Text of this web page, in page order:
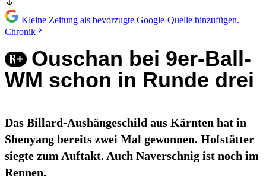
Kleine Zeitung als bevorzugte Google-Quelle hinzufügen.
Chronik
Ouschan bei 9er-Ball-
WM schon in Runde drei
Das Billard-Aushängeschild aus Kärnten hat in
Shenyang bereits zwei Mal gewonnen. Hofstätter
siegte zum Auftakt. Auch Naverschnig ist noch im
Rennen.